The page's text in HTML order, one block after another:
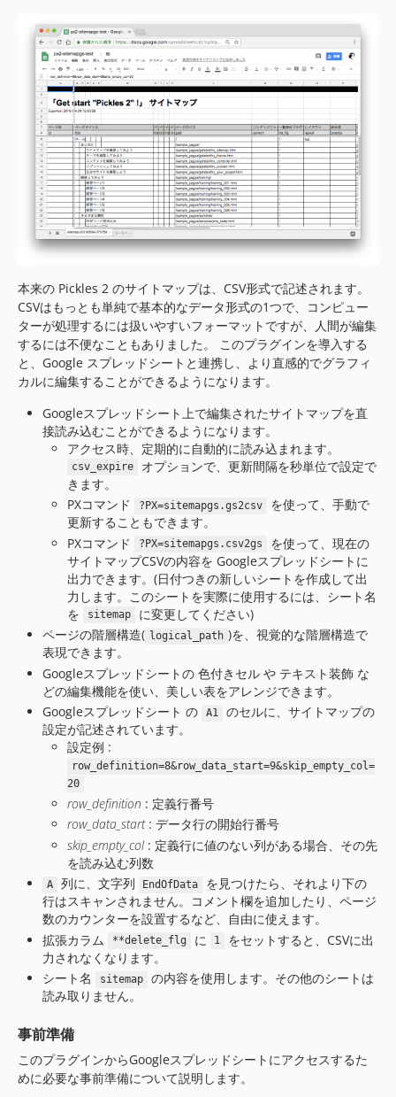
本来の Pickles 2 のサイトマップは、CSV形式で記述されます。
CSVはもっとも単純で基本的なデータ形式の1つで、コンピュー
ターが処理するには扱いやすいフォーマットですが、人間が編集
するには不便なこともありました。 このプラグインを導入する
と、Google スプレッドシートと連携し、より直感的でグラフィ
カルに編集することができるようになります。
Googleスプレッドシート上で編集されたサイトマップを直
接読み込むことができるようになります。
アクセス時、定期的に自動的に読み込まれます。
csv_expire
オプションで、更新間隔を秒単位で設定で
きます。
PXコマンド
?PX=sitemapgs.gs2csv
を使って、手動で
更新することもできます。
PXコマンド
?PX=sitemapgs.csv2gs
を使って、現在の
サイトマップCSVの内容を Googleスプレッドシートに
出力できます。(日付つきの新しいシートを作成して出
力します。このシートを実際に使用するには、シート名
を
sitemap
に変更してください)
ページの階層構造( logical_path )を、視覚的な階層構造で
表現できます。
Googleスプレッドシートの 色付きセル や テキスト装飾 な
どの編集機能を使い、美しい表をアレンジできます。
Googleスプレッドシート の
A1
のセルに、サイトマップの
設定が記述されています。
設定例 :
row_definition=8&row_data_start=9&skip_empty_col=
20
row_definition : 定義行番号
row_data_start: データ行の開始行番号
skip_empty_col: 定義行に値のない列がある場合、その先
を読み込む列数
A 列に、文字列 EndOfData
を見つけたら、それより下の
行はスキャンされません。コメント欄を追加したり、ページ
数のカウンターを設置するなど、自由に使えます。
拡張カラム
**delete_flg に 1
をセットすると、CSVに出
力されなくなります。
シート名
sitemap
の内容を使用します。その他のシートは
読み取りません。
事前準備
このプラグインからGoogleスプレッドシートにアクセスするた
めに必要な事前準備について説明します。